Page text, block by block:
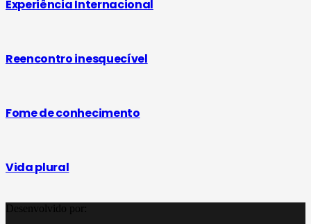
Experiência Internacional
Reencontro inesquecível
Fome de conhecimento
Vida plural
Desenvolvido por: